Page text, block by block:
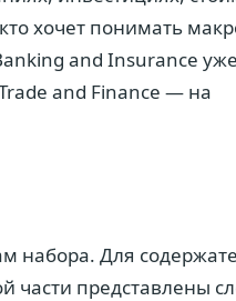
хочет понимать
and Insurance уже
and Finance — на
набора. Для
части представлены